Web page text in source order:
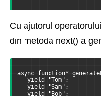
Cu ajutorul
din metoda next() a
async function*
yield "Tom";
yield "Sam";
yield "Bob";